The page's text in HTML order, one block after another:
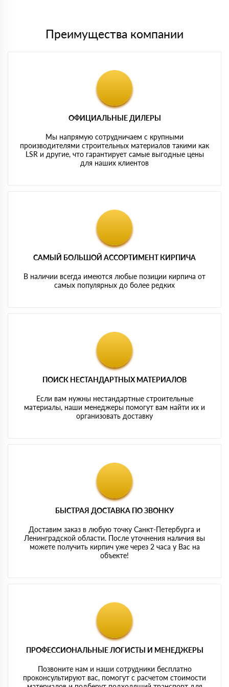
Преимущества компании
ОФИЦИАЛЬНЫЕ ДИЛЕРЫ
Мы напрямую сотрудничаем с крупными
производителями строительных материалов такими как
LSR и другие, что гарантирует самые выгодные цены
для наших клиентов
САМЫЙ БОЛЬШОЙ АССОРТИМЕНТ КИРПИЧА
В наличии всегда имеются любые позиции кирпича от
самых популярных до более редких
ПОИСК НЕСТАНДАРТНЫХ МАТЕРИАЛОВ
Если вам нужны нестандартные строительные
материалы, наши менеджеры помогут вам найти их и
организовать доставку
БЫСТРАЯ ДОСТАВКА ПО ЗВОНКУ
Доставим заказ в любую точку Санкт-Петербурга и
Ленинградской области. После уточнения наличия вы
можете получить кирпич уже через 2 часа у Вас на
объекте!
ПРОФЕССИОНАЛЬНЫЕ ЛОГИСТЫ И МЕНЕДЖЕРЫ
Позвоните нам и наши сотрудники бесплатно
проконсультируют вас, помогут с расчетом стоимости